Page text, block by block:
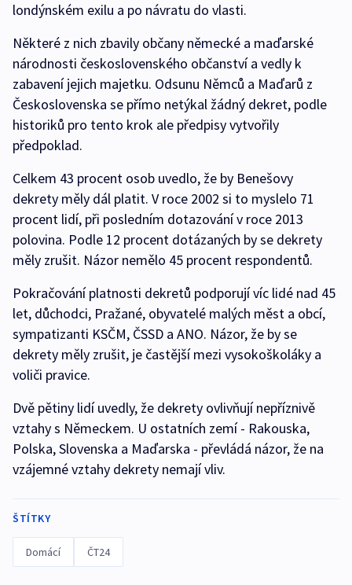
londýnském exilu a po návratu do vlasti.
Některé z nich zbavily občany německé a maďarské
národnosti československého občanství a vedly k
zabavení jejich majetku. Odsunu Němců a Maďarů z
Československa se přímo netýkal žádný dekret, podle
historiků pro tento krok ale předpisy vytvořily
předpoklad.
Celkem 43 procent osob uvedlo, že by Benešovy
dekrety měly dál platit. V roce 2002 si to myslelo 71
procent lidí, při posledním dotazování v roce 2013
polovina. Podle 12 procent dotázaných by se dekrety
měly zrušit. Názor nemělo 45 procent respondentů.
Pokračování platnosti dekretů podporují víc lidé nad 45
let, důchodci, Pražané, obyvatelé malých měst a obcí,
sympatizanti KSČM, ČSSD a ANO. Názor, že by se
dekrety měly zrušit, je častější mezi vysokoškoláky a
voliči pravice.
Dvě pětiny lidí uvedly, že dekrety ovlivňují nepříznivě
vztahy s Německem. U ostatních zemí - Rakouska,
Polska, Slovenska a Maďarska - převládá názor, že na
vzájemné vztahy dekrety nemají vliv.
ŠTÍTKY
Domácí ČT24